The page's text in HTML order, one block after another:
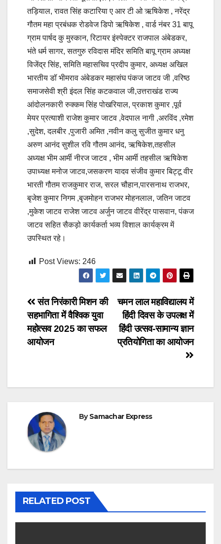
तड़ियाल, रावत सिंह कटारिया ए आर टी ओ ऋषिकेश , नरेंद्र
गौतम महा प्रबंधक रोडवेज डिपो ऋषिकेश , वार्ड नंबर 31 बापू
ग्राम पार्षद कु मुस्कान‌, रिटायर इंस्पेक्टर राजपाल अंबेडकर,
भंते धर्म सागर, सतगुरु रविदास मंदिर समिति बापू ग्राम अध्यक्ष
विजेंद्र सिंह, समिति महासचिव प्रदीप कुमार, अध्यक्ष अखिल
भारतीय डॉ भीमराव अंबेडकर महासंघ पंकज जाटव जी ,वरिष्ठ
समाजसेवी श्री इंदल सिंह कटकवाल जी,उत्तराखंड राज्य
आंदोलनकारी रुक्कम सिंह पोखरियाल, प्रकाश कुमार ,पूर्व
मेयर प्रत्याशी राजेश कुमार जाटव ,वेदपाल नागी ,अरविंद ,रमेश
,सुदेश, दलबीर ,पुजारी अमित ,नवीन कलु सुजीत कुमार धनु
अरुण आनंद सुशील रवि गौतम आनंद, ऋषिकेश,तहसील
अध्यक्ष भीम आर्मी नीरज जाटव , भीम आर्मी तहसील ऋषिकेश
उपाध्यक्ष मनोज जाटव,जसकरण यादव संजीव कुमार बिट्टू वीर
भारती गौतम राजकुमार राज, सरल चौहान,पारसनाथ राजभर,
बृजेश कुमार निगम ,बृजमोहन राजभर मोहनलाल, जतिन जाटव
,मुकेश जाटव राजेश जाटव अर्जुन जाटव वीरेंद्र पासवान, पंकज
जाटव सहित सैकड़ो कार्यकर्ता भव्य विशाल कार्यक्रम में
उपस्थित रहे।
Post Views: 246
Post
navigation
चमन लाल महाविद्यालय में
हिंदी दिवस के उपलक्ष में
हिंदी उत्सव-सामान्य ज्ञान
प्रतियोगिता का आयोजन
संत निरंकारी मिशन की
सहभागिता में वैश्विक युवा
महोत्सव 2025 का सफल
आयोजन
BySamachar Express
RELATED POST